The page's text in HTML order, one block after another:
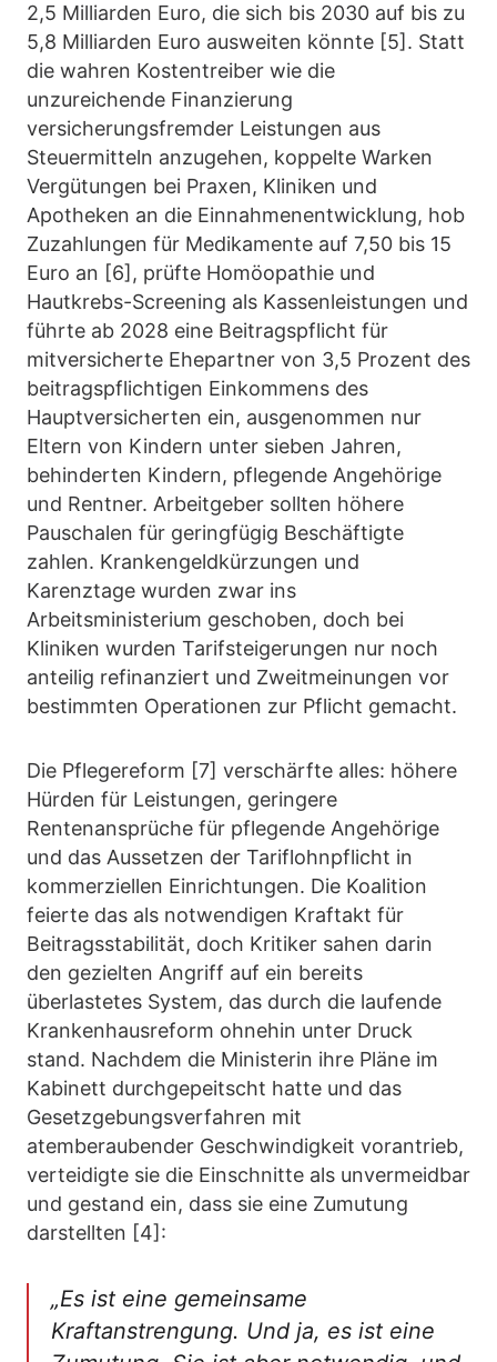
2,5 Milliarden Euro, die sich bis 2030 auf bis zu
5,8 Milliarden Euro ausweiten könnte [5]. Statt
die wahren Kostentreiber wie die
unzureichende Finanzierung
versicherungsfremder Leistungen aus
Steuermitteln anzugehen, koppelte Warken
Vergütungen bei Praxen, Kliniken und
Apotheken an die Einnahmenentwicklung, hob
Zuzahlungen für Medikamente auf 7,50 bis 15
Euro an [6], prüfte Homöopathie und
Hautkrebs-Screening als Kassenleistungen und
führte ab 2028 eine Beitragspflicht für
mitversicherte Ehepartner von 3,5 Prozent des
beitragspflichtigen Einkommens des
Hauptversicherten ein, ausgenommen nur
Eltern von Kindern unter sieben Jahren,
behinderten Kindern, pflegende Angehörige
und Rentner. Arbeitgeber sollten höhere
Pauschalen für geringfügig Beschäftigte
zahlen. Krankengeldkürzungen und
Karenztage wurden zwar ins
Arbeitsministerium geschoben, doch bei
Kliniken wurden Tarifsteigerungen nur noch
anteilig refinanziert und Zweitmeinungen vor
bestimmten Operationen zur Pflicht gemacht.
Die Pflegereform [7] verschärfte alles: höhere
Hürden für Leistungen, geringere
Rentenansprüche für pflegende Angehörige
und das Aussetzen der Tariflohnpflicht in
kommerziellen Einrichtungen. Die Koalition
feierte das als notwendigen Kraftakt für
Beitragsstabilität, doch Kritiker sahen darin
den gezielten Angriff auf ein bereits
überlastetes System, das durch die laufende
Krankenhausreform ohnehin unter Druck
stand. Nachdem die Ministerin ihre Pläne im
Kabinett durchgepeitscht hatte und das
Gesetzgebungsverfahren mit
atemberaubender Geschwindigkeit vorantrieb,
verteidigte sie die Einschnitte als unvermeidbar
und gestand ein, dass sie eine Zumutung
darstellten [4]:
„Es ist eine gemeinsame
Kraftanstrengung. Und ja, es ist eine